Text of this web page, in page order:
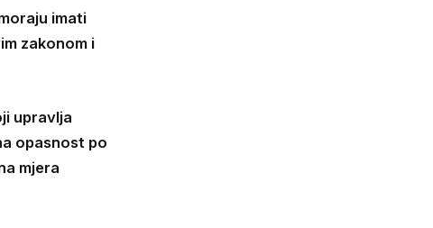
imati
zakonom i
upravlja
opasnost po
mjera